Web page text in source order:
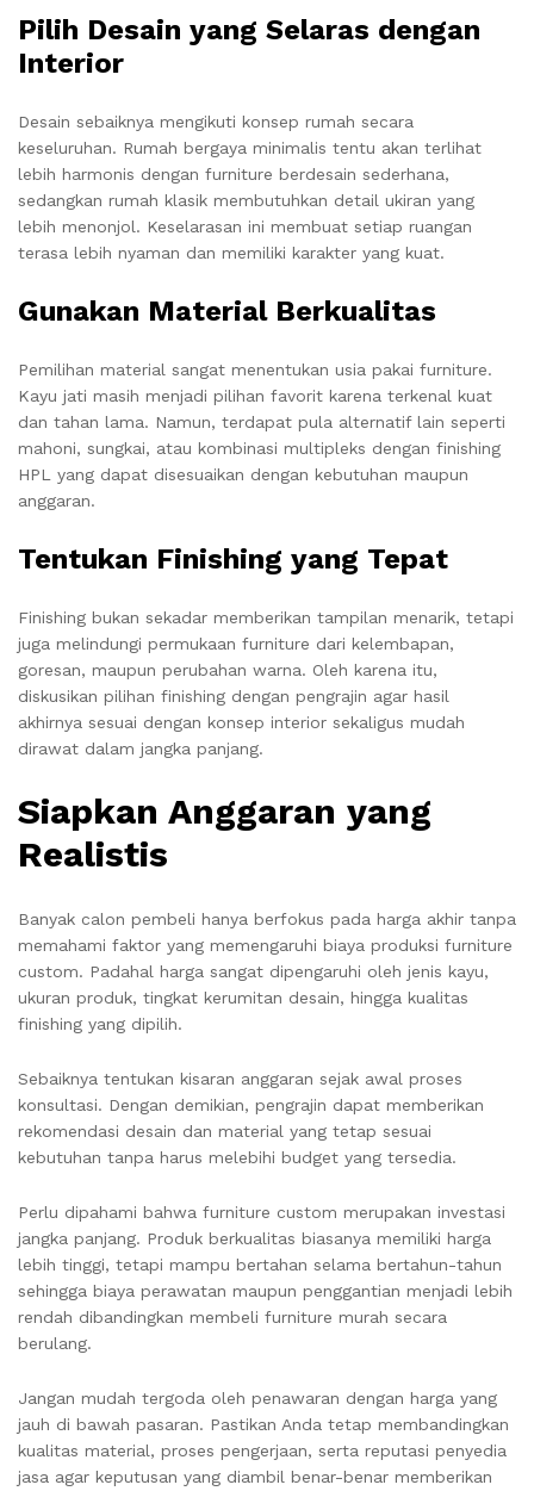
Pilih Desain yang Selaras dengan
Interior
Desain sebaiknya mengikuti konsep rumah secara
keseluruhan. Rumah bergaya minimalis tentu akan terlihat
lebih harmonis dengan furniture berdesain sederhana,
sedangkan rumah klasik membutuhkan detail ukiran yang
lebih menonjol. Keselarasan ini membuat setiap ruangan
terasa lebih nyaman dan memiliki karakter yang kuat.
Gunakan Material Berkualitas
Pemilihan material sangat menentukan usia pakai furniture.
Kayu jati masih menjadi pilihan favorit karena terkenal kuat
dan tahan lama. Namun, terdapat pula alternatif lain seperti
mahoni, sungkai, atau kombinasi multipleks dengan finishing
HPL yang dapat disesuaikan dengan kebutuhan maupun
anggaran.
Tentukan Finishing yang Tepat
Finishing bukan sekadar memberikan tampilan menarik, tetapi
juga melindungi permukaan furniture dari kelembapan,
goresan, maupun perubahan warna. Oleh karena itu,
diskusikan pilihan finishing dengan pengrajin agar hasil
akhirnya sesuai dengan konsep interior sekaligus mudah
dirawat dalam jangka panjang.
Siapkan Anggaran yang
Realistis
Banyak calon pembeli hanya berfokus pada harga akhir tanpa
memahami faktor yang memengaruhi biaya produksi furniture
custom. Padahal harga sangat dipengaruhi oleh jenis kayu,
ukuran produk, tingkat kerumitan desain, hingga kualitas
finishing yang dipilih.
Sebaiknya tentukan kisaran anggaran sejak awal proses
konsultasi. Dengan demikian, pengrajin dapat memberikan
rekomendasi desain dan material yang tetap sesuai
kebutuhan tanpa harus melebihi budget yang tersedia.
Perlu dipahami bahwa furniture custom merupakan investasi
jangka panjang. Produk berkualitas biasanya memiliki harga
lebih tinggi, tetapi mampu bertahan selama bertahun-tahun
sehingga biaya perawatan maupun penggantian menjadi lebih
rendah dibandingkan membeli furniture murah secara
berulang.
Jangan mudah tergoda oleh penawaran dengan harga yang
jauh di bawah pasaran. Pastikan Anda tetap membandingkan
kualitas material, proses pengerjaan, serta reputasi penyedia
jasa agar keputusan yang diambil benar-benar memberikan